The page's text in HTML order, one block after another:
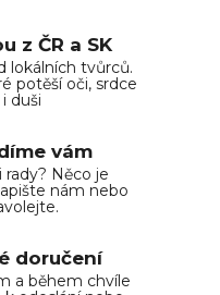
z ČR a SK
lokálních tvůrců.
potěší oči, srdce
i duši
vám
rady? Něco je
nám nebo
doručení
a během chvíle